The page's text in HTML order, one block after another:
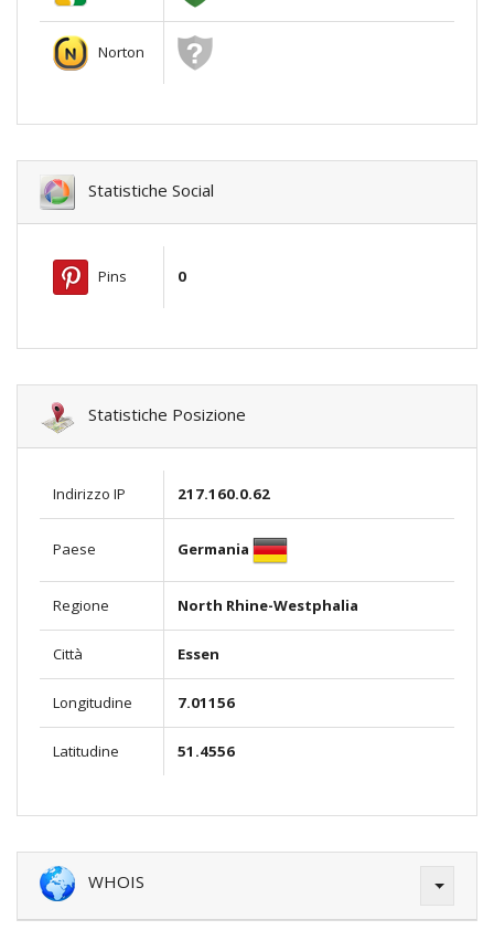
Norton
Statistiche Social
Pins 0
Statistiche Posizione
Indirizzo IP 217.160.0.62
Paese Germania
Regione North Rhine-Westphalia
Città Essen
Longitudine 7.01156
Latitudine 51.4556
WHOIS